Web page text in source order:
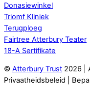
Donasiewinkel
Triomf Kliniek
Terugploeg
Fairtree Atterbury Teater
18-A Sertifikate
© Atterbury Trust 2026 |
Privaatheidsbeleid |